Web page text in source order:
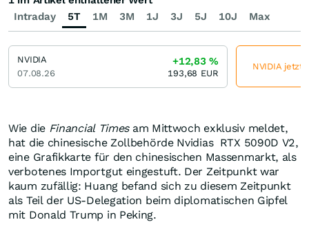
Wie die Financial Timesam Mittwoch exklusiv meldet,
hat die chinesische Zollbehörde Nvidias RTX 5090D V2,
eine Grafikkarte für den chinesischen Massenmarkt, als
verbotenes Importgut eingestuft. Der Zeitpunkt war
kaum zufällig: Huang befand sich zu diesem Zeitpunkt
als Teil der US-Delegation beim diplomatischen Gipfel
mit Donald Trump in Peking.
Intraday 5T 1M 3M 1J 3J 5J 10J Max
NVIDIA
07.08.26
+12,83%
193,68 EUR
NVIDIA jetzt